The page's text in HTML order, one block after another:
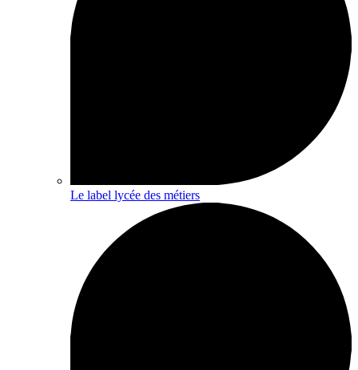
Le label lycée des métiers